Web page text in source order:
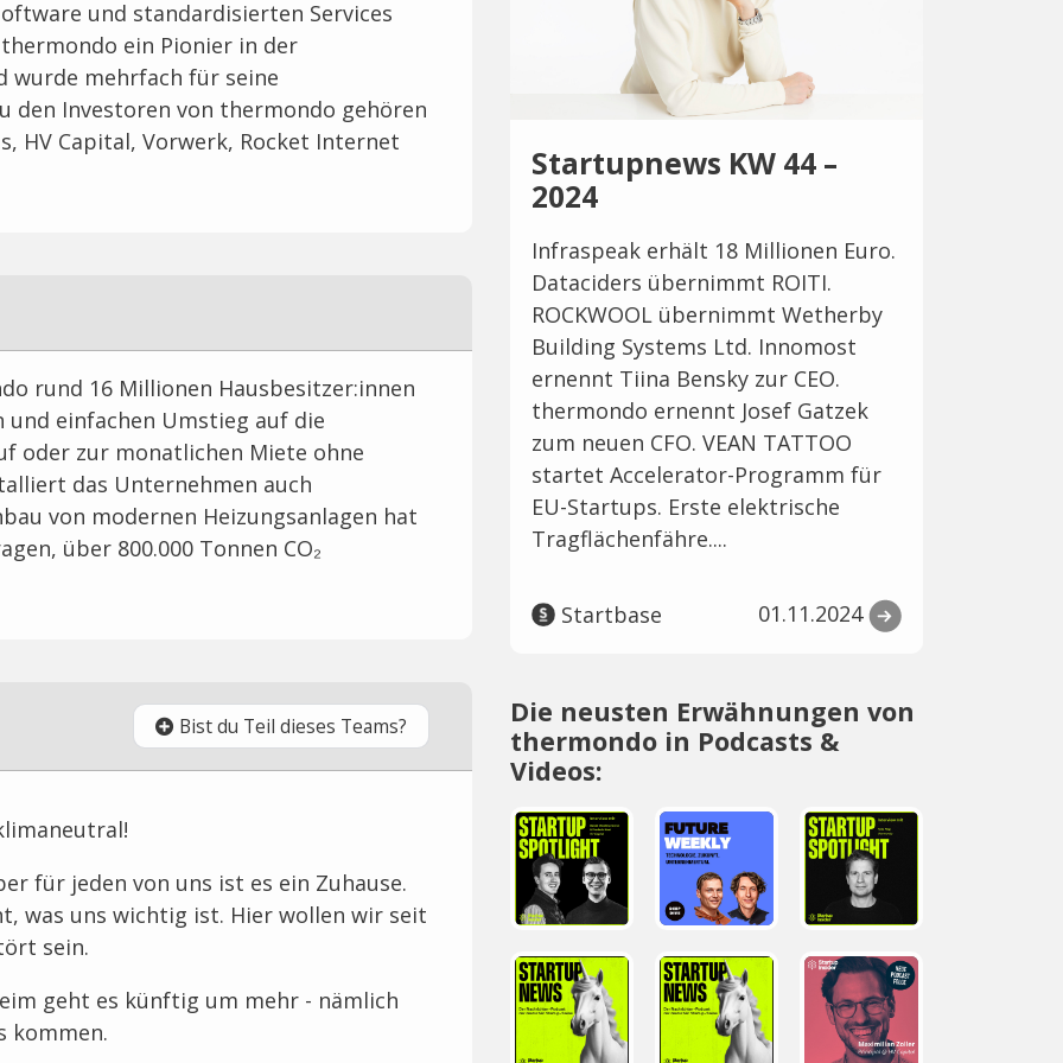
und standardisierten Services
ein Pionier in der
wurde mehrfach für seine
den Investoren von thermondo gehören
HV Capital, Vorwerk, Rocket Internet
rund 16 Millionen Hausbesitzer:innen
und einfachen Umstieg auf die
oder zur monatlichen Miete ohne
das Unternehmen auch
von modernen Heizungsanlagen hat
über 800.000 Tonnen CO₂
Bist du Teil dieses Teams?
für jeden von uns ist es ein Zuhause.
was uns wichtig ist. Hier wollen wir seit
sein.
geht es künftig um mehr - nämlich
kommen.
Startupnews KW 44 –
2024
Infraspeak erhält 18 Millionen Euro.
Dataciders übernimmt ROITI.
ROCKWOOL übernimmt Wetherby
Building Systems Ltd. Innomost
ernennt Tiina Bensky zur CEO.
thermondo ernennt Josef Gatzek
zum neuen CFO. VEAN TATTOO
startet Accelerator-Programm für
EU-Startups. Erste elektrische
Tragflächenfähre....
Startbase 01.11.2024
Die neusten Erwähnungen von
thermondo in Podcasts &
Videos: